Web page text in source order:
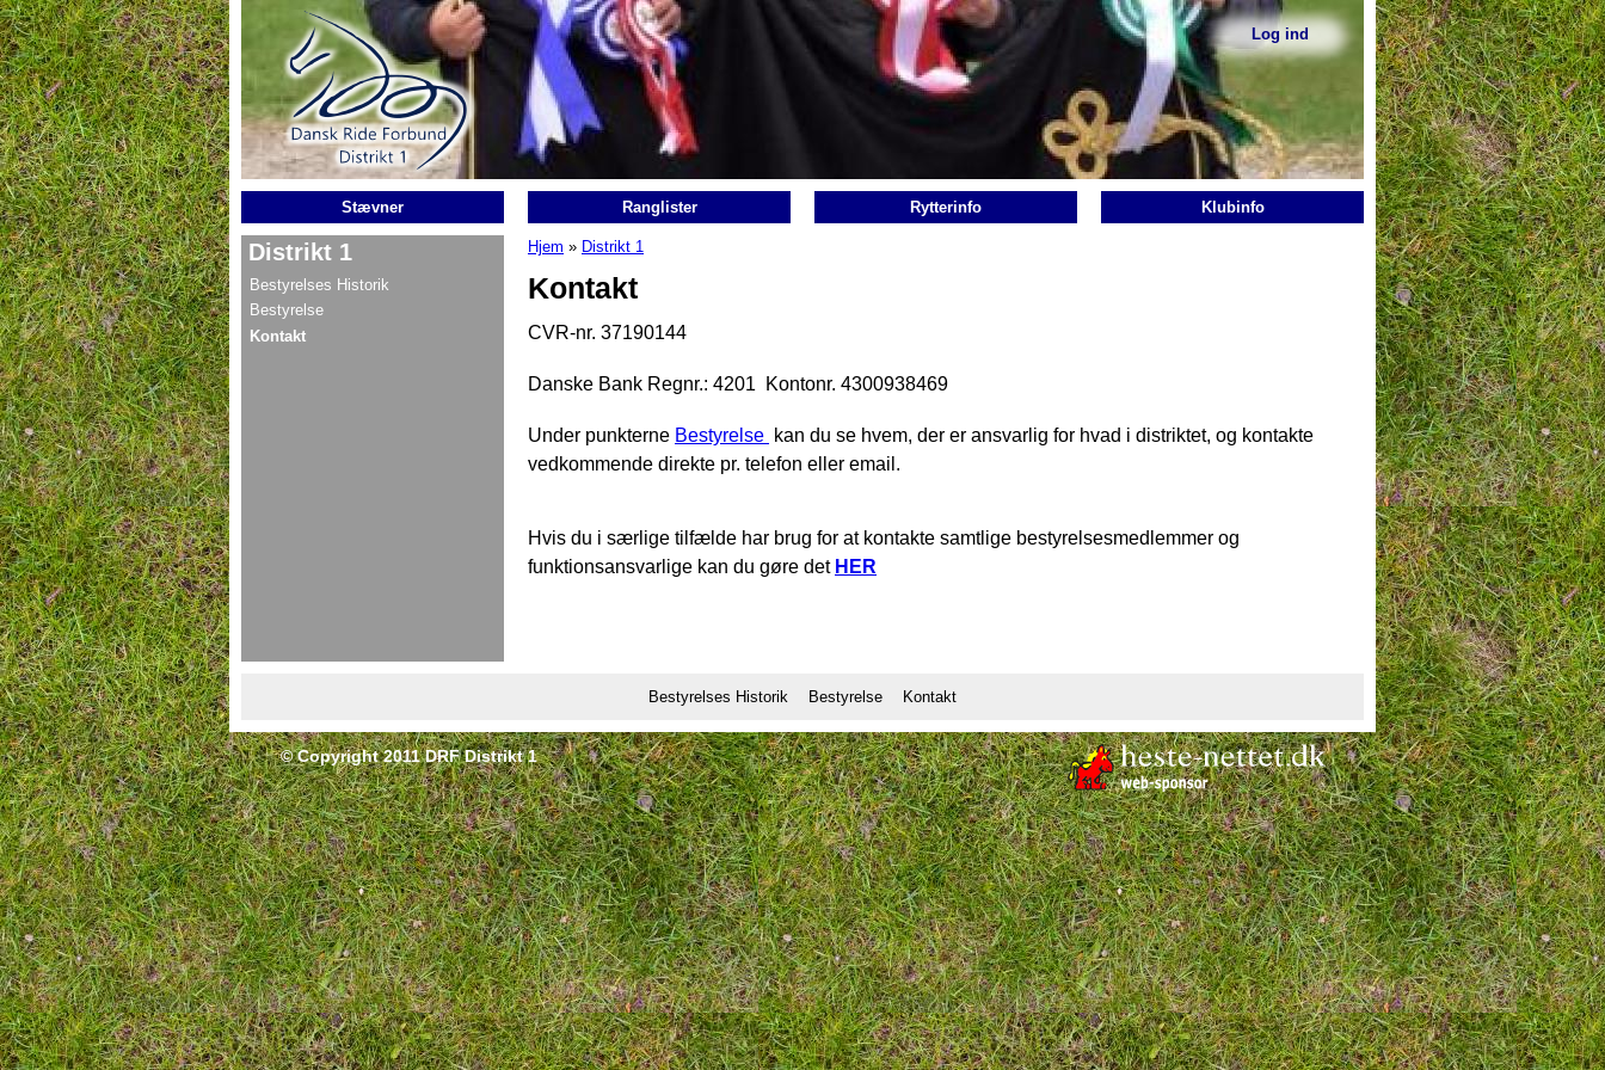
Gå til hovedindhold
Sekundær
menu
Log ind
Stævner Ranglister Rytterinfo Klubinfo
Du er her
Hjem » Distrikt 1
Kontakt
CVR-nr. 37190144
Danske Bank Regnr.: 4201 Kontonr. 4300938469
Under punkterne Bestyrelse kan du se hvem, der er ansvarlig for hvad i distriktet, og kontakte
vedkommende direkte pr. telefon eller email.
Hvis du i særlige tilfælde har brug for at kontakte samtlige bestyrelsesmedlemmer og
funktionsansvarlige kan du gøre det HER
Distrikt 1
Bestyrelses Historik
Bestyrelse
Kontakt
Bestyrelses Historik Bestyrelse Kontakt
© Copyright 2011 DRF Distrikt 1